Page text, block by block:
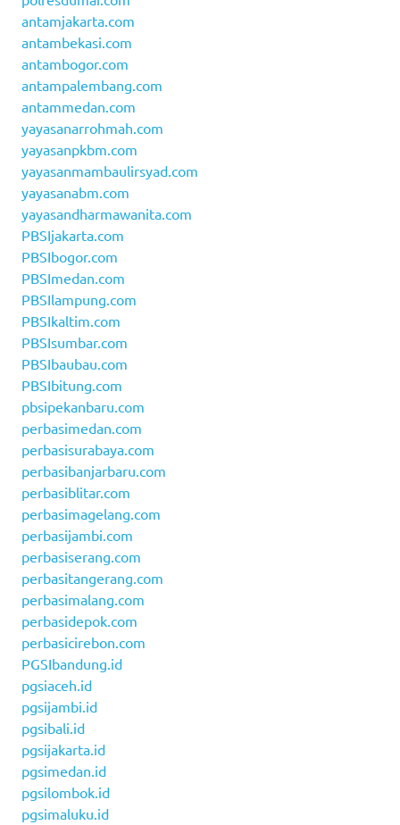
antamjakarta.com
antambekasi.com
antambogor.com
antampalembang.com
antammedan.com
yayasanarrohmah.com
yayasanpkbm.com
yayasanmambaulirsyad.com
yayasanabm.com
yayasandharmawanita.com
PBSIjakarta.com
PBSIbogor.com
PBSImedan.com
PBSIlampung.com
PBSIkaltim.com
PBSIsumbar.com
PBSIbaubau.com
PBSIbitung.com
pbsipekanbaru.com
perbasimedan.com
perbasisurabaya.com
perbasibanjarbaru.com
perbasiblitar.com
perbasimagelang.com
perbasijambi.com
perbasiserang.com
perbasitangerang.com
perbasimalang.com
perbasidepok.com
perbasicirebon.com
PGSIbandung.id
pgsiaceh.id
pgsijambi.id
pgsibali.id
pgsijakarta.id
pgsimedan.id
pgsilombok.id
pgsimaluku.id